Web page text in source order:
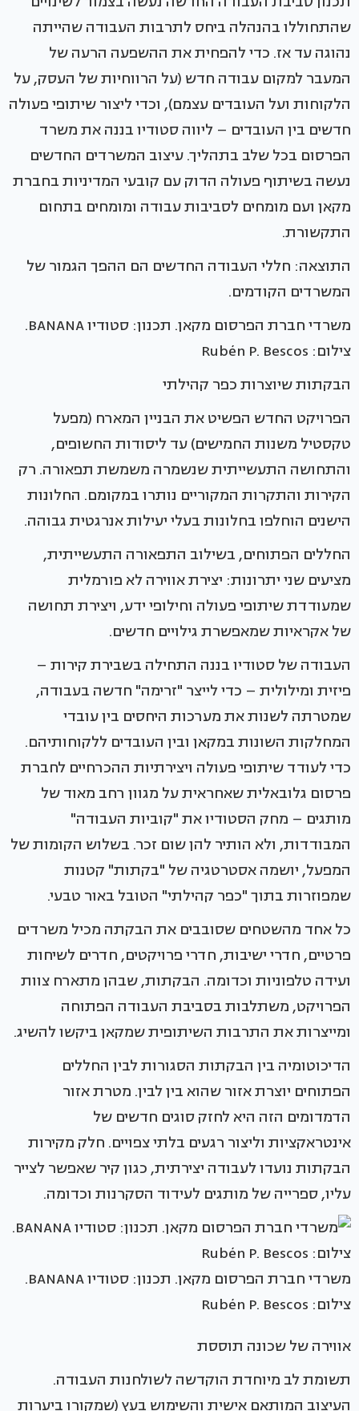
שהתחוללו בהנהלה ביחס לתרבות העבודה שהייתה
נהוגה עד אז. כדי להפחית את ההשפעה הרעה של
המעבר למקום עבודה חדש (על הרווחיות של העסק, על
הלקוחות ועל העובדים עצמם), וכדי ליצור שיתופי פעולה
חדשים בין העובדים – ליווה סטודיו בננה את משרד
הפרסום בכל שלב בתהליך. עיצוב המשרדים החדשים
נעשה בשיתוף פעולה הדוק עם קובעי המדיניות בחברת
מקאן ועם מומחים לסביבות עבודה ומומחים בתחום
התקשורת.
התוצאה: חללי העבודה החדשים הם ההפך הגמור של
המשרדים הקודמים.
משרדי חברת הפרסום מקאן. תכנון: סטודיו BANANA.
צילום: Rubén P. Bescos
הבקתות שיוצרות כפר קהילתי
הפרויקט החדש הפשיט את הבניין המארח (מפעל
טקסטיל משנות החמישים) עד ליסודות החשופים,
והתחושה התעשייתית שנשמרה משמשת תפאורה. רק
הקירות והתקרות המקוריים נותרו במקומם. החלונות
הישנים הוחלפו בחלונות בעלי יעילות אנרגטית גבוהה.
החללים הפתוחים, בשילוב התפאורה התעשייתית,
מציעים שני יתרונות: יצירת אווירה לא פורמלית
שמעודדת שיתופי פעולה וחילופי ידע, ויצירת תחושה
של אקראיות שמאפשרת גילויים חדשים.
העבודה של סטודיו בננה התחילה בשבירת קירות –
פיזית ומילולית – כדי לייצר "זרימה" חדשה בעבודה,
שמטרתה לשנות את מערכות היחסים בין עובדי
המחלקות השונות במקאן ובין העובדים ללקוחותיהם.
כדי לעודד שיתופי פעולה ויצירתיות ההכרחיים לחברת
פרסום גלובאלית שאחראית על מגוון רחב מאוד של
מותגים – מחק הסטודיו את "קוביות העבודה"
המבודדות, ולא הותיר להן שום זכר. בשלוש הקומות של
המפעל, יושמה אסטרטגיה של "בקתות" קטנות
שמפוזרות בתוך "כפר קהילתי" הטובל באור טבעי.
כל אחד מהשטחים שסובבים את הבקתה מכיל משרדים
פרטיים, חדרי ישיבות, חדרי פרויקטים, חדרים לשיחות
ועידה טלפוניות וכדומה. הבקתות, שבהן מתארח צוות
הפרויקט, משתלבות בסביבת העבודה הפתוחה
ומייצרות את התרבות השיתופית שמקאן ביקשו להשיג.
הדיכוטומיה בין הבקתות הסגורות לבין החללים
הפתוחים יוצרת אזור שהוא בין לבין. מטרת אזור
הדמדומים הזה היא לחזק סוגים חדשים של
אינטראקציות וליצור רגעים בלתי צפויים. חלק מקירות
הבקתות נועדו לעבודה יצירתית, כגון קיר שאפשר לצייר
עליו, ספרייה של מותגים לעידוד הסקרנות וכדומה.
משרדי חברת הפרסום מקאן. תכנון: סטודיו BANANA.
צילום: Rubén P. Bescos
אווירה של שכונה תוססת
תשומת לב מיוחדת הוקדשה לשולחנות העבודה.
העיצוב המותאם אישית והשימוש בעץ (שמקורו ביערות